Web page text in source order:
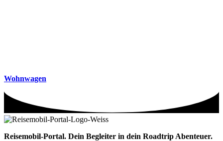
Wohnwagen
Reisemobil-Portal. Dein Begleiter in dein Roadtrip Abenteuer.